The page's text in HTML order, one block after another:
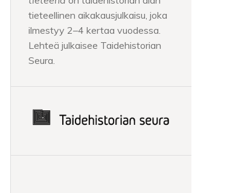
tieteellinen aikakausjulkaisu, joka
ilmestyy 2–4 kertaa vuodessa.
Lehteä julkaisee Taidehistorian
Seura.